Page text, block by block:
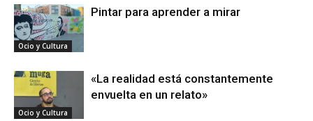
Ocio y Cultura
Pintar para aprender a mirar
Ocio y Cultura
«La realidad está constantemente
envuelta en un relato»